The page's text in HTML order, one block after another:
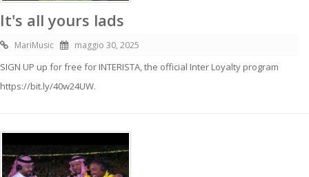
It's all yours lads
MariMusic maggio 30, 2025
SIGN UP up for free for INTERISTA, the official Inter Loyalty program
https://bit.ly/40w24UW.